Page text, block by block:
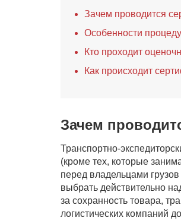
Зачем проводится
Особенности
Кто проходит
Как происходит
Зачем
Транспортно-
(кроме тех, которые
перед владельцами
выбрать действительно
за сохранность товара,
логистических компаний